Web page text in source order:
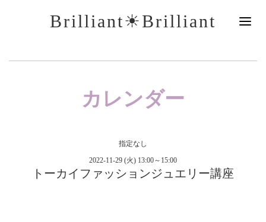
Brilliant☀︎Brilliant
カレンダー
指定なし
2022-11-29 (火) 13:00～15:00
トーカイファッションジュエリー講座